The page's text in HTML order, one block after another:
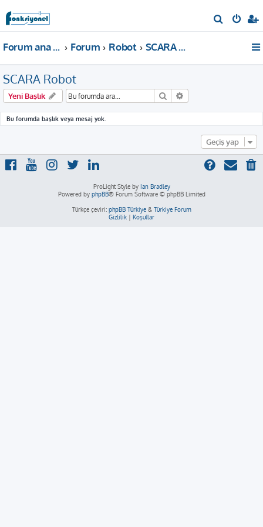
r
Forum ana sayfa Forum Robot SCARA Robot
SCARA Robot
Yeni Başlık Ara
Bu forumda başlık veya mesaj yok.
Geçiş yap
ProLight Style by Ian Bradley
Powered by phpBB® Forum Software © phpBB Limited
Türkçe çeviri: phpBB Türkiye& Türkiye Forum
Gizlilik | Koşullar